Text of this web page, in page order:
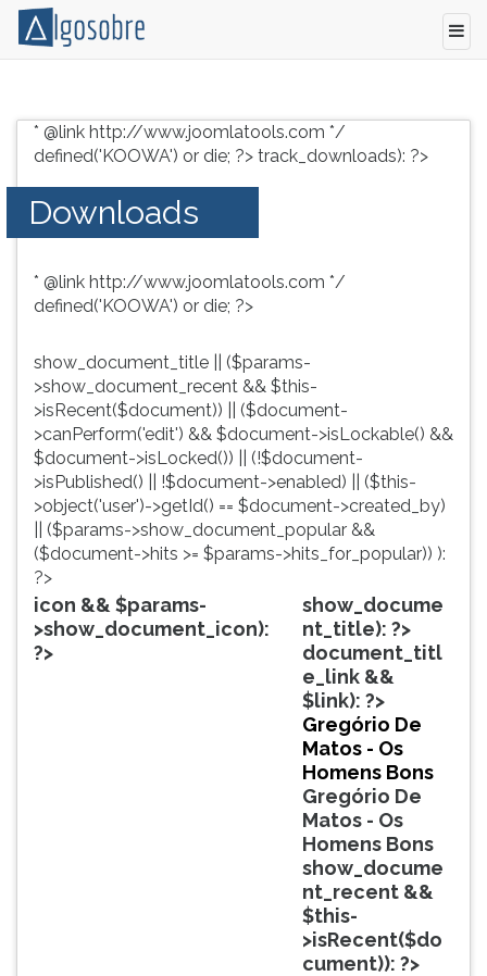
grátis
vestibular,
enem
concursos.
resumos
livros,
biografias,
profissões,
simulados
comentados.
Acessibilidade
leitor
TAB
depois
F
para
ouvir
conteúdo
principal
pular
essa
leitura
pressione
depois
pausar
* @link http://www.joomlatools.com */
defined('KOOWA') or die; ?> track_downloads): ?>
Downloads
* @link http://www.joomlatools.com */
defined('KOOWA') or die; ?>
show_document_title || ($params-
>show_document_recent && $this-
>isRecent($document)) || ($document-
>canPerform('edit') && $document->isLockable() &&
$document->isLocked()) || (!$document-
>isPublished() || !$document->enabled) || ($this-
>object('user')->getId() == $document->created_by)
|| ($params->show_document_popular &&
($document->hits >= $params->hits_for_popular)) ):
?>
icon && $params-
>show_document_icon):
?>
show_docume
nt_title): ?>
document_titl
e_link &&
$link): ?>
Gregório De
Matos - Os
Homens Bons
Gregório De
Matos - Os
Homens Bons
show_docume
nt_recent &&
$this-
>isRecent($do
cument)): ?>